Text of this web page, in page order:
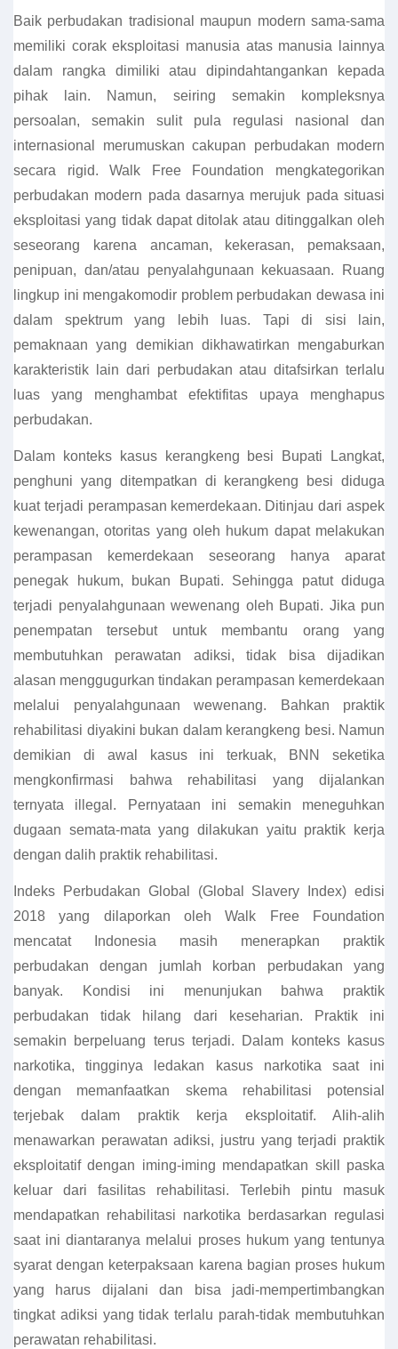
Baik perbudakan tradisional maupun modern sama-sama
memiliki corak eksploitasi manusia atas manusia lainnya
dalam rangka dimiliki atau dipindahtangankan kepada
pihak lain. Namun, seiring semakin kompleksnya
persoalan, semakin sulit pula regulasi nasional dan
internasional merumuskan cakupan perbudakan modern
secara rigid. Walk Free Foundation mengkategorikan
perbudakan modern pada dasarnya merujuk pada situasi
eksploitasi yang tidak dapat ditolak atau ditinggalkan oleh
seseorang karena ancaman, kekerasan, pemaksaan,
penipuan, dan/atau penyalahgunaan kekuasaan. Ruang
lingkup ini mengakomodir problem perbudakan dewasa ini
dalam spektrum yang lebih luas. Tapi di sisi lain,
pemaknaan yang demikian dikhawatirkan mengaburkan
karakteristik lain dari perbudakan atau ditafsirkan terlalu
luas yang menghambat efektifitas upaya menghapus
perbudakan.
Dalam konteks kasus kerangkeng besi Bupati Langkat,
penghuni yang ditempatkan di kerangkeng besi diduga
kuat terjadi perampasan kemerdekaan. Ditinjau dari aspek
kewenangan, otoritas yang oleh hukum dapat melakukan
perampasan kemerdekaan seseorang hanya aparat
penegak hukum, bukan Bupati. Sehingga patut diduga
terjadi penyalahgunaan wewenang oleh Bupati. Jika pun
penempatan tersebut untuk membantu orang yang
membutuhkan perawatan adiksi, tidak bisa dijadikan
alasan menggugurkan tindakan perampasan kemerdekaan
melalui penyalahgunaan wewenang. Bahkan praktik
rehabilitasi diyakini bukan dalam kerangkeng besi. Namun
demikian di awal kasus ini terkuak, BNN seketika
mengkonfirmasi bahwa rehabilitasi yang dijalankan
ternyata illegal. Pernyataan ini semakin meneguhkan
dugaan semata-mata yang dilakukan yaitu praktik kerja
dengan dalih praktik rehabilitasi.
Indeks Perbudakan Global (Global Slavery Index) edisi
2018 yang dilaporkan oleh Walk Free Foundation
mencatat Indonesia masih menerapkan praktik
perbudakan dengan jumlah korban perbudakan yang
banyak. Kondisi ini menunjukan bahwa praktik
perbudakan tidak hilang dari keseharian. Praktik ini
semakin berpeluang terus terjadi. Dalam konteks kasus
narkotika, tingginya ledakan kasus narkotika saat ini
dengan memanfaatkan skema rehabilitasi potensial
terjebak dalam praktik kerja eksploitatif. Alih-alih
menawarkan perawatan adiksi, justru yang terjadi praktik
eksploitatif dengan iming-iming mendapatkan skill paska
keluar dari fasilitas rehabilitasi. Terlebih pintu masuk
mendapatkan rehabilitasi narkotika berdasarkan regulasi
saat ini diantaranya melalui proses hukum yang tentunya
syarat dengan keterpaksaan karena bagian proses hukum
yang harus dijalani dan bisa jadi-mempertimbangkan
tingkat adiksi yang tidak terlalu parah-tidak membutuhkan
perawatan rehabilitasi.